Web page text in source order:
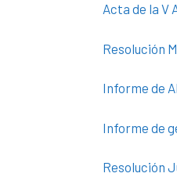
Acta de la V
Resolución
Informe de
Informe de
Resolución